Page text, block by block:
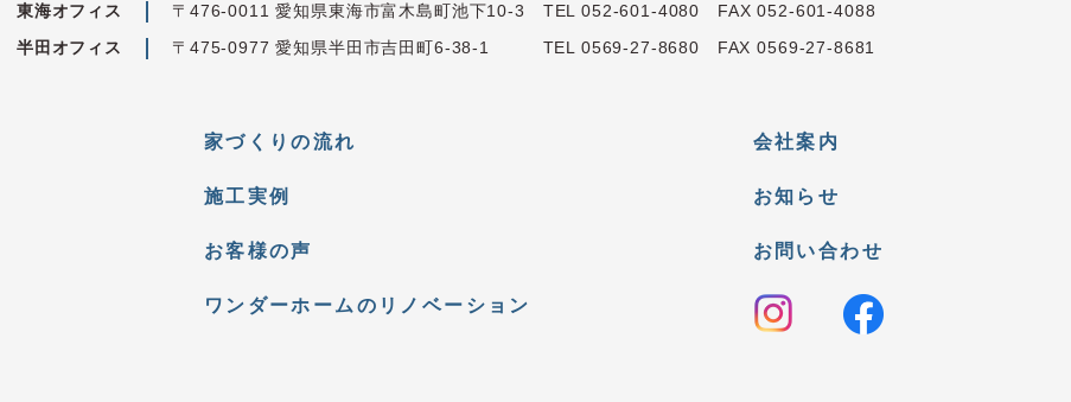
東海オフィス 〒476-0011 愛知県東海市富木島町池下10-3 TEL 052-601-4080 FAX 052-601-4088
半田オフィス
〒475-0977 愛知県半田市吉田町6-38-1 TEL 0569-27-8680 FAX 0569-27-8681
家づくりの流れ
施工実例
お客様の声
ワンダーホームのリノベーション
会社案内
お知らせ
お問い合わせ